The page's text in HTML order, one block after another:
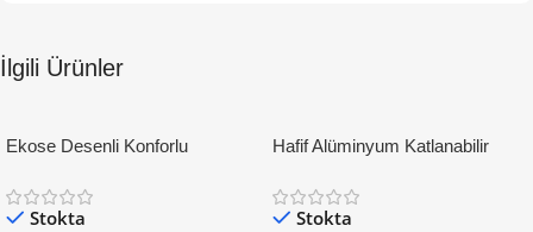
İlgili Ürünler
Ekose Desenli Konforlu
Sandalye
Stokta
Hafif Alüminyum Katlanabilir
Stokta